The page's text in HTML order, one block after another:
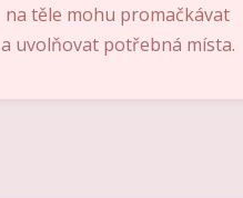
na těle mohu promačkávat
a uvolňovat potřebná místa.